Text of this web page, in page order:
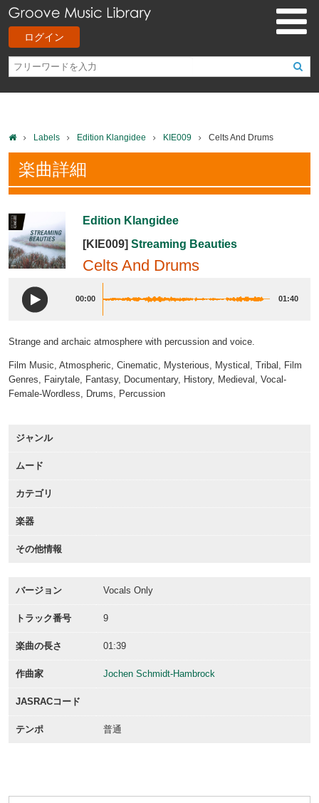
ログイン
Labels Edition Klangidee KIE009 Celts And Drums
楽曲詳細
Edition Klangidee
[KIE009] Streaming Beauties
Celts And Drums
00:00 01:40
Strange and archaic atmosphere with percussion and voice.
Film Music, Atmospheric, Cinematic, Mysterious, Mystical, Tribal, Film
Genres, Fairytale, Fantasy, Documentary, History, Medieval, Vocal-
Female-Wordless, Drums, Percussion
ジャンル
ムード
カテゴリ
楽器
その他情報
バージョン Vocals Only
トラック番号 9
楽曲の長さ 01:39
作曲家 Jochen Schmidt-Hambrock
JASRACコード
テンポ 普通